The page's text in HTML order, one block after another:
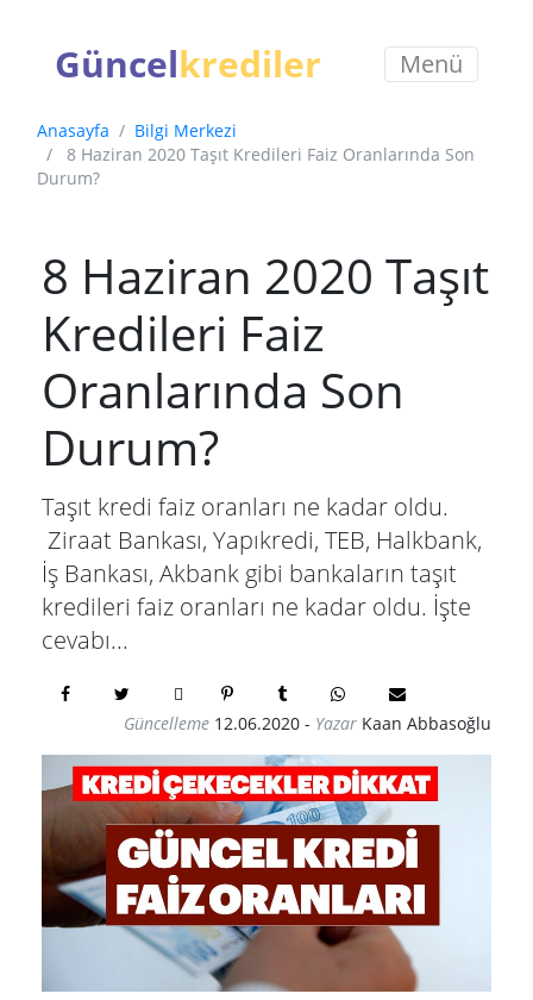
Güncelkrediler Menü
Anasayfa
Bilgi Merkezi
8 Haziran 2020 Taşıt Kredileri Faiz Oranlarında Son
Durum?
8 Haziran 2020 Taşıt
Kredileri Faiz
Oranlarında Son
Durum?
Taşıt kredi faiz oranları ne kadar oldu.
Ziraat Bankası, Yapıkredi, TEB, Halkbank,
İş Bankası, Akbank gibi bankaların taşıt
kredileri faiz oranları ne kadar oldu. İşte
cevabı...
Güncelleme 12.06.2020 - Yazar Kaan Abbasoğlu